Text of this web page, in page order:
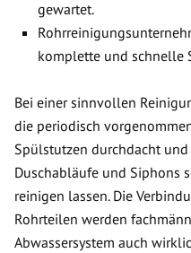
gewartet.
komplette und schnelle
Bei einer sinnvollen
die periodisch
Spülstutzen durchdacht
Duschabläufe und Siphons
reinigen lassen. Die
Rohrteilen werden
Abwassersystem auch